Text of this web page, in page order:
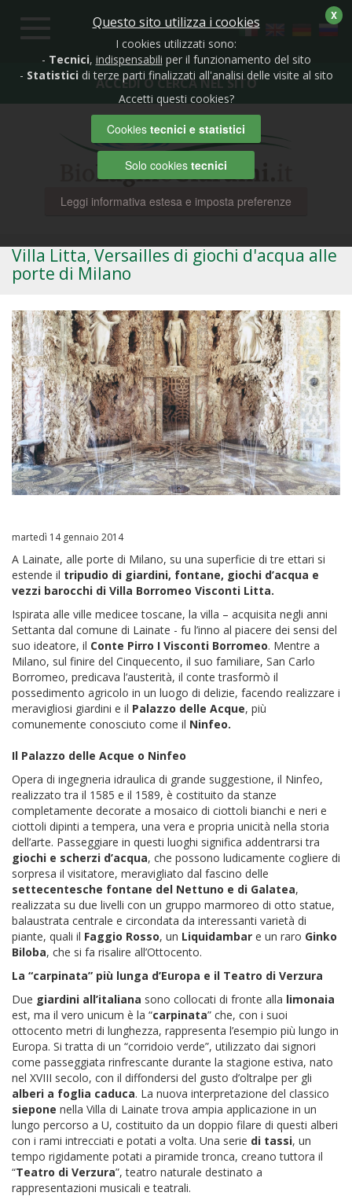
Toggle
navigation
ACCEDI O CERCA NEL SITO
Villa Litta, Versailles di giochi d'acqua alle
porte di Milano
martedì 14 gennaio 2014
A Lainate, alle porte di Milano, su una superficie di tre ettari si
estende il tripudio di giardini, fontane, giochi d’acqua e
vezzi barocchi di Villa Borromeo Visconti Litta.
Ispirata alle ville medicee toscane, la villa – acquisita negli anni
Settanta dal comune di Lainate - fu l’inno al piacere dei sensi del
suo ideatore, il Conte Pirro I Visconti Borromeo. Mentre a
Milano, sul finire del Cinquecento, il suo familiare, San Carlo
Borromeo, predicava l’austerità, il conte trasformò il
possedimento agricolo in un luogo di delizie, facendo realizzare i
meravigliosi giardini e il Palazzo delle Acque, più
comunemente conosciuto come il Ninfeo.
Il Palazzo delle Acque o Ninfeo
Opera di ingegneria idraulica di grande suggestione, il Ninfeo,
realizzato tra il 1585 e il 1589, è costituito da stanze
completamente decorate a mosaico di ciottoli bianchi e neri e
ciottoli dipinti a tempera, una vera e propria unicità nella storia
dell’arte. Passeggiare in questi luoghi significa addentrarsi tra
giochi e scherzi d’acqua, che possono ludicamente cogliere di
sorpresa il visitatore, meravigliato dal fascino delle
settecentesche fontane del Nettuno e di Galatea,
realizzata su due livelli con un gruppo marmoreo di otto statue,
balaustrata centrale e circondata da interessanti varietà di
piante, quali il Faggio Rosso, un Liquidambar e un raro Ginko
Biloba, che si fa risalire all’Ottocento.
La “carpinata” più lunga d’Europa e il Teatro di Verzura
Due giardini all’italiana sono collocati di fronte alla limonaia
est, ma il vero unicum è la “carpinata” che, con i suoi
ottocento metri di lunghezza, rappresenta l’esempio più lungo in
Europa. Si tratta di un “corridoio verde”, utilizzato dai signori
come passeggiata rinfrescante durante la stagione estiva, nato
nel XVIII secolo, con il diffondersi del gusto d’oltralpe per gli
alberi a foglia caduca. La nuova interpretazione del classico
siepone nella Villa di Lainate trova ampia applicazione in un
lungo percorso a U, costituito da un doppio filare di questi alberi
con i rami intrecciati e potati a volta. Una serie di tassi, un
tempo rigidamente potati a piramide tronca, creano tuttora il
“Teatro di Verzura”, teatro naturale destinato a
rappresentazioni musicali e teatrali.
X
Questo sito utilizza i cookies
I cookies utilizzati sono:
- Tecnici, indispensabili per il funzionamento del sito
- Statistici di terze parti finalizzati all'analisi delle visite al sito
Accetti questi cookies?
Cookies tecnici e statistici
Solo cookies tecnici
Leggi informativa estesa e imposta preferenze